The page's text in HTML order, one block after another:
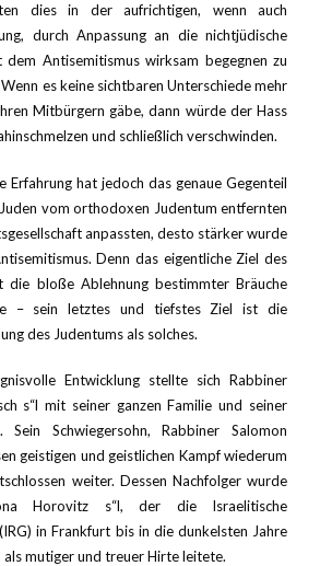
dies in der aufrichtigen, wenn auch
durch Anpassung an die nichtjüdische
dem Antisemitismus wirksam begegnen zu
es keine sichtbaren Unterschiede mehr
Mitbürgern gäbe, dann würde der Hass
und schließlich verschwinden.
Erfahrung hat jedoch das genaue Gegenteil
vom orthodoxen Judentum entfernten
anpassten, desto stärker wurde
Denn das eigentliche Ziel des
die bloße Ablehnung bestimmter Bräuche
– sein letztes und tiefstes Ziel ist die
des Judentums als solches.
Entwicklung stellte sich Rabbiner
s“l mit seiner ganzen Familie und seiner
Sein Schwiegersohn, Rabbiner Salomon
geistigen und geistlichen Kampf wiederum
weiter. Dessen Nachfolger wurde
Horovitz s“l, der die Israelitische
in Frankfurt bis in die dunkelsten Jahre
als mutiger und treuer Hirte leitete.